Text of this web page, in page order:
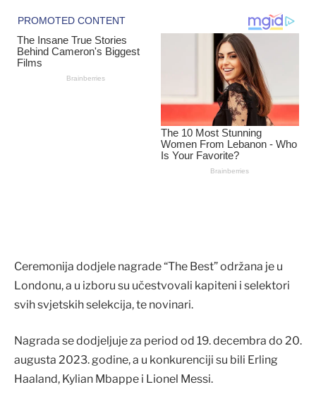
Ceremonija dodjele nagrade “The Best” održana je u
Londonu, a u izboru su učestvovali kapiteni i selektori
svih svjetskih selekcija, te novinari.
Nagrada se dodjeljuje za period od 19. decembra do 20.
augusta 2023. godine, a u konkurenciji su bili Erling
Haaland, Kylian Mbappe i Lionel Messi.